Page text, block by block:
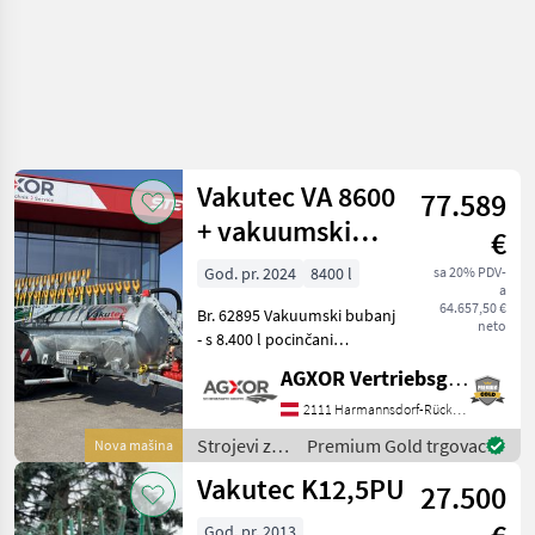
Nova mašina
Vakutec VA 8600
+ vakuumski
spremnik
razdjelnika
vučne papuče
77.589
€
sa 20% PDV-
a
64.657,50 €
neto
God. pr. 2024
8400 l
Br. 62895 Vakuumski bubanj
- s 8.400 l pocinčani
spremnika 1500 mm - s
stražnjim poklopcem koji se
otvara 1000 mm - s
pregradnom pločom - s p
AGXOR Vertriebsgesellschaft Ost GmbH
2111 Harmannsdorf-Rückersdorf
Strojevi za
đubrenje,
gnojenje i
Premium Gold trgovac
Vakutec K12,5PU 27.500